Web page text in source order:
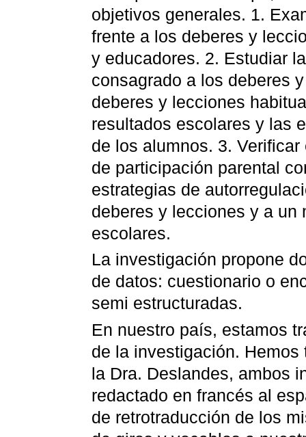
objetivos generales. 1.
frente a los deberes y
y educadores. 2. Estudiar
consagrado a los deberes
deberes y lecciones
resultados escolares y las
de los alumnos. 3.
de participación parental
estrategias de
deberes y lecciones y a un
escolares.
La investigación propone
de datos: cuestionario o
semi estructuradas.
En nuestro país, estamos
de la investigación.
la Dra. Deslandes, ambos
redactado en francés al
de retrotraducción de los